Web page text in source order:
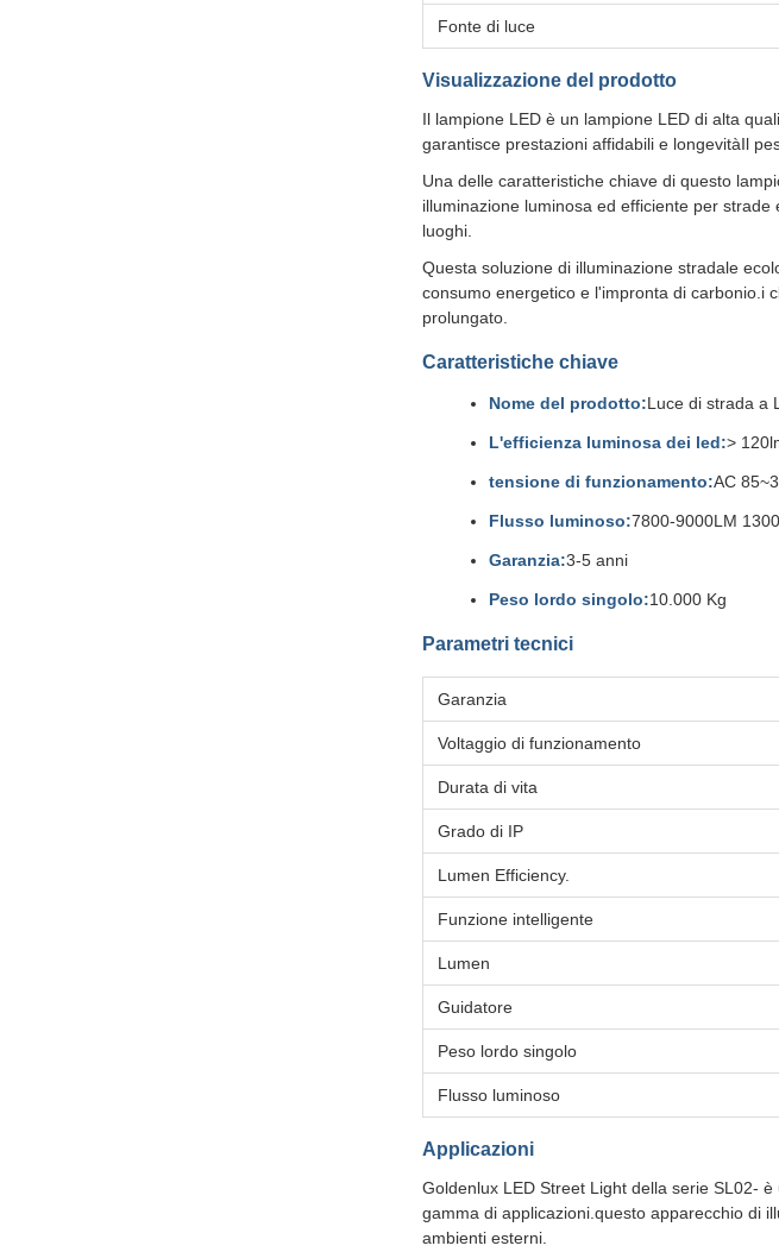
Fonte di luce
Visualizzazione del prodotto
Il lampione LED è un lampione LED di alta
garantisce prestazioni affidabili e longevitàIl
Una delle caratteristiche chiave di questo
illuminazione luminosa ed efficiente per
luoghi.
Questa soluzione di illuminazione stradale
consumo energetico e l'impronta di carbonio.i
prolungato.
Caratteristiche chiave
Nome del prodotto:Luce di strada a
L'efficienza luminosa dei led:>
tensione di funzionamento:AC
Flusso luminoso:7800-9000LM
Garanzia:3-5 anni
Peso lordo singolo:10.000 Kg
Parametri tecnici
Garanzia
Voltaggio di funzionamento
Durata di vita
Grado di IP
Lumen Efficiency.
Funzione intelligente
Lumen
Guidatore
Peso lordo singolo
Flusso luminoso
Applicazioni
Goldenlux LED Street Light della serie SL02-
gamma di applicazioni.questo apparecchio di
ambienti esterni.